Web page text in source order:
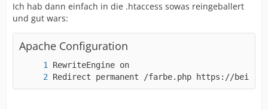
Ich hab dann einfach in die .htaccess sowas reingeballert
und gut wars:
Apache Configuration
Redirect permanent /farbe.php https://